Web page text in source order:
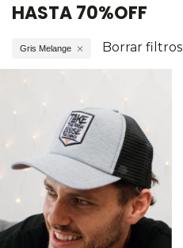
HASTA 70%OFF
Gris Melange Borrar filtros